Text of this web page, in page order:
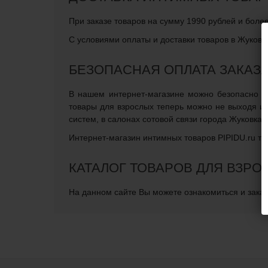
При заказе товаров на сумму 1990 рублей и
С условиями оплаты и доставки товаров в
БЕЗОПАСНАЯ ОПЛАТА ЗАКАЗА
В нашем интернет-магазине можно безопасно
товары для взрослых теперь можно не выходя
систем, в салонах сотовой связи города
Интернет-магазин интимных товаров PIPIDU.ru
КАТАЛОГ ТОВАРОВ ДЛЯ
На данном сайте Вы можете ознакомиться и